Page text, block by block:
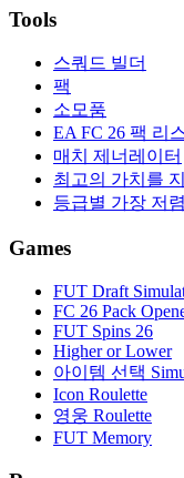
Tools
스쿼드 빌더
팩
소모품
EA FC 26 팩 리
매치 제너레이터
최고의 가치를
등급별 가장 저
Games
FUT Draft
FC 26 Pack
FUT Spins 26
Higher or Lower
아이템 선택
Icon Roulette
영웅 Roulette
FUT Memory